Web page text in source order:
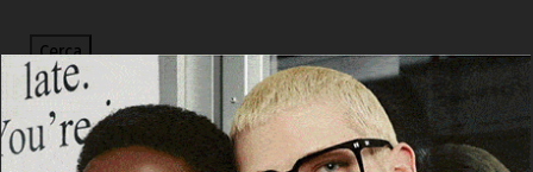
Cerca
Facebook
Threads
Instagram
X YouTube